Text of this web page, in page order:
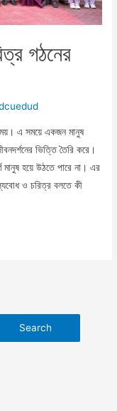
গঠনের
এ সময়ে একজন মানুষ
ভিত্তি তৈরি করে।
মানুষ হয়ে উঠতে পারে না। এর
ও চরিত্র বলতে কী
Search